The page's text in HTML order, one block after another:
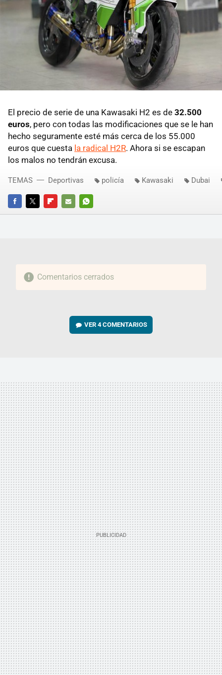
El precio de serie de una Kawasaki H2 es de 32.500
euros, pero con todas las modificaciones que se le han
hecho seguramente esté más cerca de los 55.000
euros que cuesta la radical H2R. Ahora si se escapan
los malos no tendrán excusa.
FACEBOOKTWITTERFLIPBOARD
E-
WHATSAPP
TEMAS Deportivas policía Kawasaki Dubai
Comentarios cerrados
VER4 COMENTARIOS